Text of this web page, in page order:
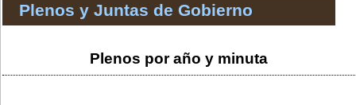
Plenos y Juntas de Gobierno
Plenos por año y minuta